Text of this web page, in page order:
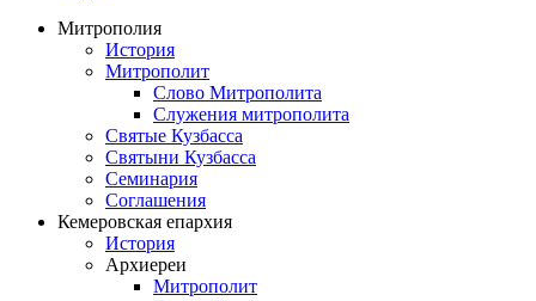
Митрополия
История
Митрополит
Слово Митрополита
Служения митрополита
Святые Кузбасса
Святыни Кузбасса
Семинария
Соглашения
Кемеровская епархия
История
Архиереи
Митрополит